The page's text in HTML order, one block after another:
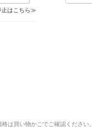
はこちら
は買い物かごでご確認ください。